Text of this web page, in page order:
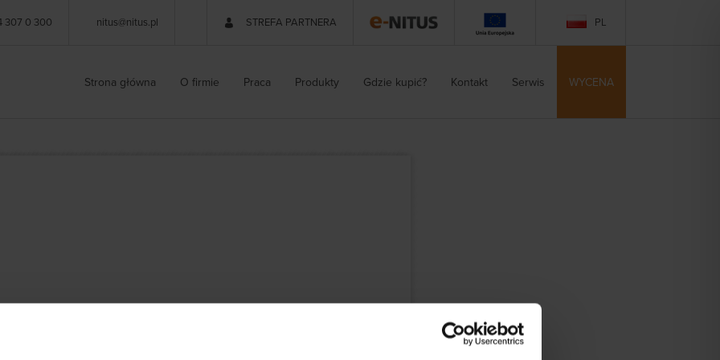
307 0 300 nitus@nitus.pl STREFA PARTNERA PL
Strona główna O firmie Praca Produkty Gdzie kupić? Kontakt Serwis WYCENA